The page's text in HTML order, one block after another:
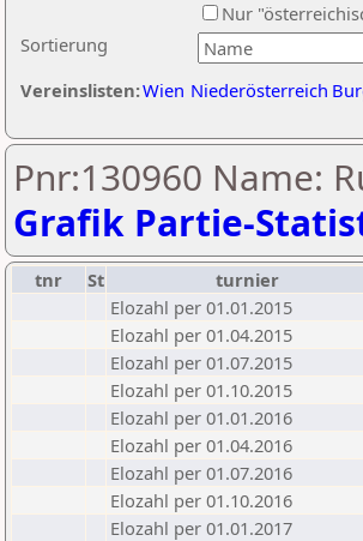
Sortierung
Nur
Vereinslisten:Wien Niederösterreich
Pnr:130960 Name:
Grafik Partie-
tnr St turnier
Elozahl per 01.01.2015
Elozahl per 01.04.2015
Elozahl per 01.07.2015
Elozahl per 01.10.2015
Elozahl per 01.01.2016
Elozahl per 01.04.2016
Elozahl per 01.07.2016
Elozahl per 01.10.2016
Elozahl per 01.01.2017